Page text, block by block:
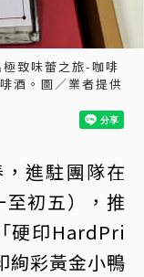
極致味蕾之旅-咖啡
酒。圖／業者提供
進駐團隊在
初五），推
硬印HardPri
絢彩黃金小鴨